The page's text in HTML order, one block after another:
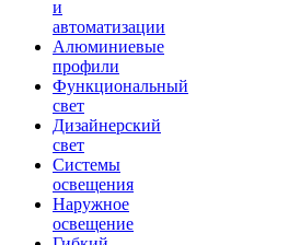
и
автоматизации
Алюминиевые
профили
Функциональный
свет
Дизайнерский
свет
Системы
освещения
Наружное
освещение